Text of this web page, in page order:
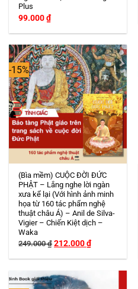
Plus
99.000₫
-15%
(Bìa mềm) CUỘC ĐỜI ĐỨC
PHẬT – Lắng nghe lời ngàn
xưa kể lại (Với hình ảnh minh
họa từ 160 tác phẩm nghệ
thuật châu Á) – Anil de Silva-
Vigier – Chiến Kiệt dịch –
Waka
249.000₫Giá
gốc
là:
212.000₫Giá
hiện
tại
212.000 ₫.